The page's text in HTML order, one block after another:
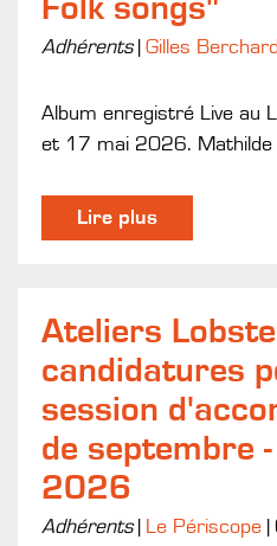
Folk songs"
Adhérents Gilles Berchard
Album enregistré Live au
et 17 mai 2026. Mathilde
Lire plus
Ateliers
candidatures
session
de septembre
2026
Adhérents Le Périscope